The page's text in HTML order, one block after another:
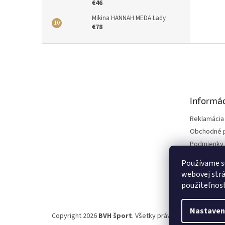
Používame
webovej
€46
Mikina HANNAH MEDA Lady
€78
Obchodné
Copyright 2026 BVH šport. Všetky práva vyhradené.